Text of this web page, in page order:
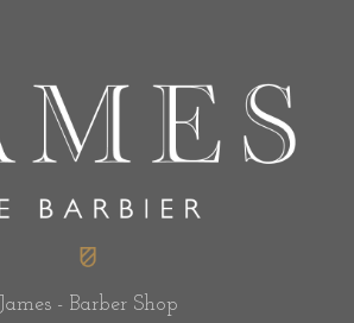
James - Barber Shop